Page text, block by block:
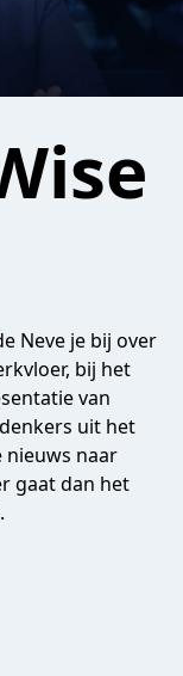
Neve je bij over
bij het
van
uit het
nieuws naar
gaat dan het